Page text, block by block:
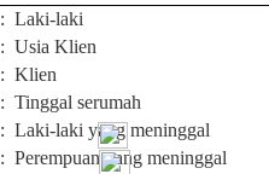
: Laki-laki
: Usia Klien
: Klien
: Tinggal serumah
: Laki-laki yang meninggal
: Perempuan yang meninggal